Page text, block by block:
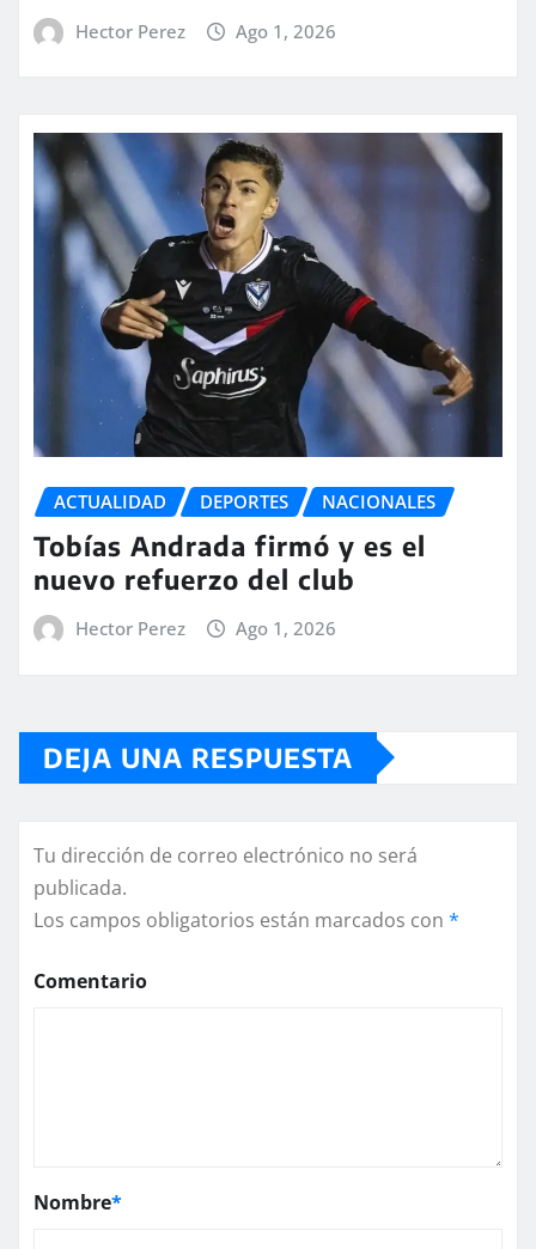
Hector Perez Ago 1, 2026
ACTUALIDAD DEPORTES NACIONALES
Tobías Andrada firmó y es el
nuevo refuerzo del club
Hector Perez Ago 1, 2026
DEJA UNA RESPUESTA
Tu dirección de correo electrónico no será
publicada.
Los campos obligatorios están marcados con *
Comentario
Nombre*